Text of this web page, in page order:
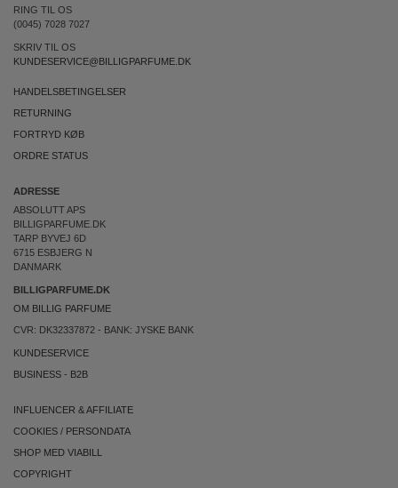
RING TIL OS
(0045) 7028 7027
SKRIV TIL OS
KUNDESERVICE@BILLIGPARFUME.DK
HANDELSBETINGELSER
RETURNING
FORTRYD KØB
ORDRE STATUS
ADRESSE
ABSOLUTT APS
BILLIGPARFUME.DK
TARP BYVEJ 6D
6715 ESBJERG N
DANMARK
BILLIGPARFUME.DK
OM BILLIG PARFUME
CVR: DK32337872 - BANK: JYSKE BANK
KUNDESERVICE
BUSINESS - B2B
INFLUENCER & AFFILIATE
COOKIES / PERSONDATA
SHOP MED VIABILL
COPYRIGHT